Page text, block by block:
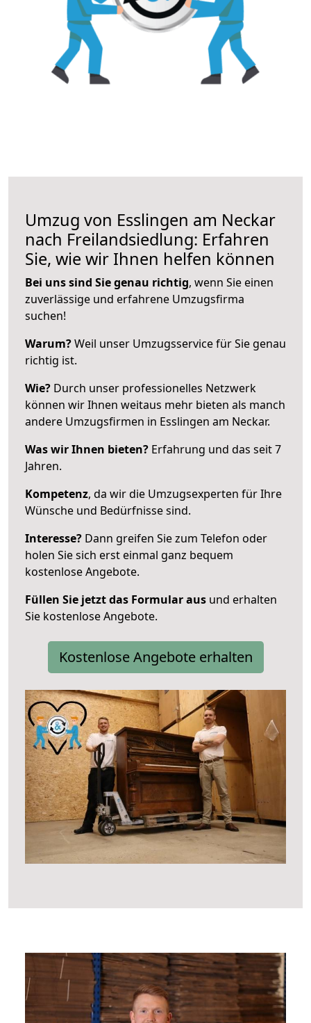
Umzug von Esslingen am Neckar
nach Freilandsiedlung: Erfahren
Sie, wie wir Ihnen helfen können
Bei uns sind Sie genau richtig, wenn Sie einen
zuverlässige und erfahrene Umzugsfirma
suchen!
Warum?Weil unser Umzugsservice für Sie genau
richtig ist.
Wie? Durch unser professionelles Netzwerk
können wir Ihnen weitaus mehr bieten als manch
andere Umzugsfirmen in Esslingen am Neckar.
Was wir Ihnen bieten? Erfahrung und das seit 7
Jahren.
Kompetenz, da wir die Umzugsexperten für Ihre
Wünsche und Bedürfnisse sind.
Interesse? Dann greifen Sie zum Telefon oder
holen Sie sich erst einmal ganz bequem
kostenlose Angebote.
Füllen Sie jetzt das Formular aus und erhalten
Sie kostenlose Angebote.
Kostenlose Angebote erhalten